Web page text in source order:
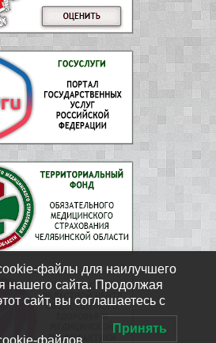
файлы для наилучшего
нашего сайта. Продолжая
сайт, вы соглашаетесь с
Принять